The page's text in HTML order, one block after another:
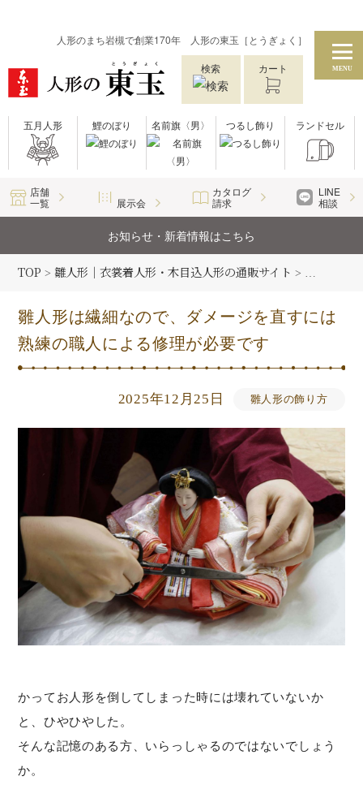
人形のまち岩槻で創業170年 人形の東玉［とうぎょく］
検索 カート MENU
五月人形 鯉のぼり 名前旗〈男〉 つるし飾り ランドセル
店舗
一覧
展示会
カタログ
請求
LINE
相談
お知らせ・新着情報はこちら
TOP >雛人形｜衣裳着人形・木目込人形の通販サイト >
雛人形は繊細なので、ダメージを直すには
熟練の職人による修理が必要です
2025年12月25日 雛人形の飾り方
かってお人形を倒してしまった時には壊れていないか
と、ひやひやした。
そんな記憶のある方、いらっしゃるのではないでしょう
か。